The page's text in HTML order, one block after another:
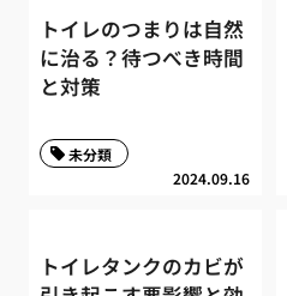
トイレのつまりは自然
に治る？待つべき時間
と対策
2024.09.16
未分類
トイレタンクのカビが